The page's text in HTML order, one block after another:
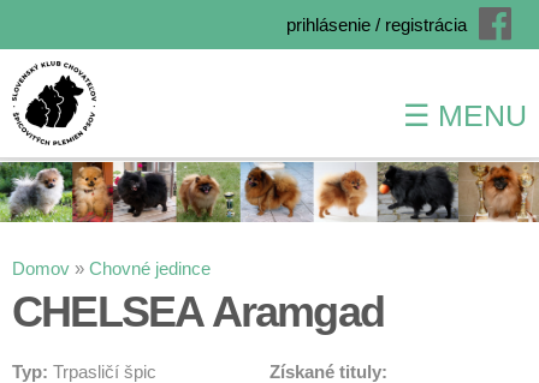
Skočiť
na
hlavný
prihlásenie / registrácia
☰ MENU
Nachádzate sa tu
Domov » Chovné jedince
CHELSEA Aramgad
Typ: Trpasličí špic
Získané tituly: